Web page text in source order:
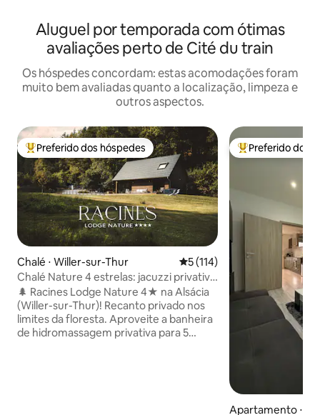
Aluguel por temporada com ótimas
avaliações perto de Cité du train
Os hóspedes concordam: estas acomodações foram
muito bem avaliadas quanto a localização, limpeza e
outros aspectos.
Entre os melhores preferidos dos hóspedes
Preferido dos hóspedes
Chalé ⋅ Willer-sur-Thur 5 de uma avaliação média de
5 (114)
Chalé Nature 4 estrelas: jacuzzi privativo
e vista para a floresta
🌲 Racines Lodge Nature 4★ na Alsácia
(Willer-sur-Thur)! Recanto privado nos
limites da floresta. Aproveite a banheira
de hidromassagem privativa para 5
Entre os
Preferido dos
Apartamento ⋅